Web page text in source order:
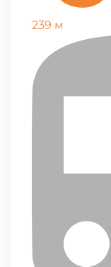
239 м